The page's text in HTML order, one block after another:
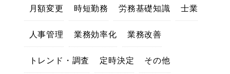
月額変更 時短勤務 労務基礎知識 士業
人事管理 業務効率化 業務改善
トレンド・調査 定時決定 その他